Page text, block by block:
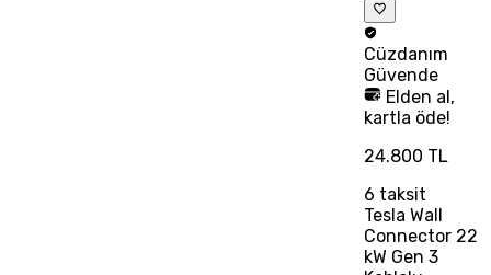
Cüzdanım
Güvende
Elden al,
kartla öde!
24.800 TL
6 taksit
Tesla Wall
Connector 22
kW Gen 3